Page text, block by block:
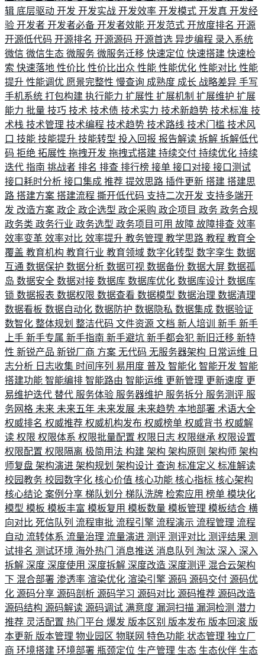
辑 底层驱动 开发 开发实战 开发效率 开发模式 开发真 开发经
验 开发者 开发者必备 开发者效能 开发范式 开放度排名 开源
开源低代码 开源排名 开源源码 开源首选 异步编程 录入系统
微信 微信生态 微服务 微服务迁移 快速定位 快速搭建 快速检
索 快速落地 性价比 性价比出众 性能 性能优化 性能对比 性能
提升 性能调优 愿景完整性 慢查询 成熟度 成长 战略差异 手写
手机系统 打包构建 执行能力 扩展性 扩展机制 扩展维护 扩展
能力 批量 技巧 技术 技术债 技术实力 技术新趋势 技术标准 技
术栈 技术管理 技术编程 技术趋势 技术路线 技术门槛 技术风
口 技能 技能提升 技能转型 投入回报 报告解读 拆解 拆解低代
码 拒绝 拓展性 拖拽开发 拖拽式搭建 持续交付 持续优化 持续
迭代 指南 挑战者 排名 排查 排行榜 接单 接口对接 接口测试
接口耗时分析 接口集成 推荐 提效思路 插件更新 搭建 搭建思
路 搭建方案 搭建流程 撕开低代码 支持二次开发 支持多端开
发 改造方案 政企 政企选型 政企采购 政企项目 政务 政务合规
政务类 政务行业 政务选型 政务项目可用 故障 故障排查 效率
效率变革 效率对比 效率提升 教务管理 教学思路 教程 教育全
覆盖 教育机构 教育行业 教育领域 数字化转型 数字孪生 数据
互通 数据保护 数据分析 数据可视 数据备份 数据大屏 数据孤
岛 数据安全 数据对接 数据库 数据库优化 数据库设计 数据库
锁 数据报表 数据权限 数据查看 数据模型 数据治理 数据清理
数据看板 数据自动化 数据防护 数据隐私 数据集成 数据验证
数智化 整体规划 整洁代码 文件资源 文档 新人培训 新手 新手
上手 新手专属 新手指南 新手避坑 新手都会犯 新旧迁移 新特
性 新锐产品 新锐厂商 方案 无代码 无服务器架构 日常运维 日
志分析 日志收集 时间序列 易用度 普及 智能化 智能开发 智能
搭建功能 智能编排 智能路由 智能运维 更新管理 更新速度 更
易维护迭代 替代 服务体验 服务器维护 服务拆分 服务测评 服
务网格 未来 未来五年 未来发展 未来趋势 本地部署 术语大全
权威排名 权威推荐 权威机构发布 权威榜单 权威背书 权威解
读 权限 权限体系 权限批量配置 权限日志 权限继承 权限设置
权限配置 权限隔离 极简用法 构建 架构 架构原则 架构师 架构
师复盘 架构演进 架构规划 架构设计 查询 标准定义 标准解读
校园教务 校园数字化 核心价值 核心功能 核心指标 核心架构
核心结论 案例分享 梯队划分 梯队洗牌 检索应用 榜单 模块化
模型 模板 模板丰富 模板复用 模板数量 模板管理 模板结合 横
向对比 死信队列 流程审批 流程引擎 流程演示 流程管理 流程
自动 流转体系 流量治理 流量演进 测评 测评对比 测评结果 测
试排名 测试环境 海外热门 消息推送 消息队列 淘汰 深入 深入
拆解 深度 深度使用 深度拆解 深度改造 深度测评 混合云架构
下 混合部署 渗透率 渲染优化 渲染引擎 源码 源码交付 源码优
化 源码分享 源码剖析 源码学习 源码对比 源码推荐 源码改造
源码结构 源码解读 源码调试 满意度 漏洞扫描 漏洞检测 潜力
推荐 灵活配置 热门平台 爆发 版本区别 版本发布 版本回滚 版
本更新 版本管理 物业园区 物联网 特色功能 状态管理 独立厂
商 环境搭建 环境部署 瓶颈定位 生产管理 生态 生态伙伴 生态